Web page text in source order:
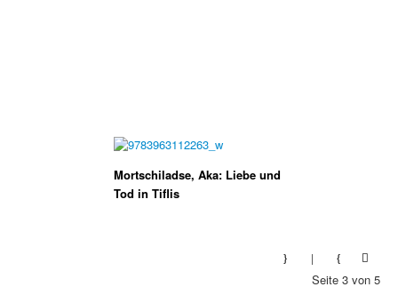
Mortschiladse, Aka: Liebe und
Tod in Tiflis
Seite 3 von 5